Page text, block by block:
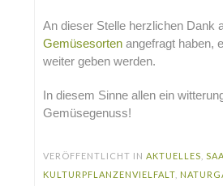
An dieser Stelle herzlichen Dank
Gemüsesorten angefragt haben,
weiter geben werden.
In diesem Sinne allen ein
Gemüsegenuss!
VERÖFFENTLICHT IN AKTUELLES ,
KULTURPFLANZENVIELFALT